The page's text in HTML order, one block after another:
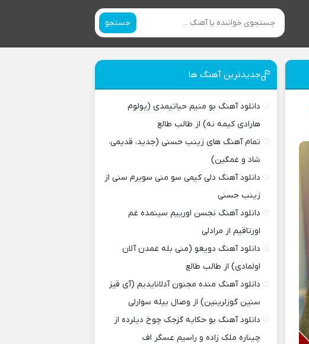
جستجو
جدیدترین آهنگ ها
دانلود آهنگ بو منیم حیاتیمدی (یولوم
هارادی کیمه نه) از طالب طالع
تمام آهنگ های زینب حسنی (جدید، قدیمی،
شاد و غمگین)
دانلود آهنگ دلی کیمی سو منی سویرم سنی از
زینب حسنی
دانلود آهنگ نجسن اورییم سینمده غم
اورتاقیم از مرادلی
دانلود آهنگ دویغو (منی بله غمدن آلان
اولمادی) از طالب طالع
دانلود آهنگ منده مجنون آدلانایدیم (آی قیز
سنین گوزلرینین) از وصال بیله سوارلی
دانلود آهنگ بو حکایه گزجک چوخ دیلرده از
چیناره ملک زاده و راسیم عسگر اف